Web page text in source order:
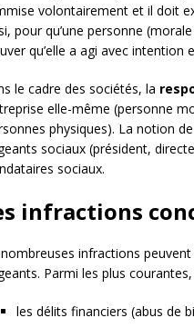
volontairement et il doit
pour qu’une personne
qu’elle a agi avec
le cadre des sociétés, la
elle-même (personne
physiques). La notion
sociaux (président,
sociaux.
infractions
infractions
Parmi les plus
les délits financiers (abus de